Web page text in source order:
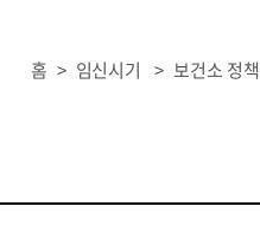
홈 > 임신시기 > 보건소 정책